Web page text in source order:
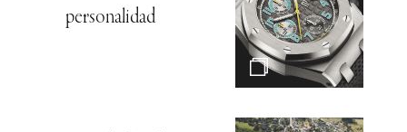
personalidad